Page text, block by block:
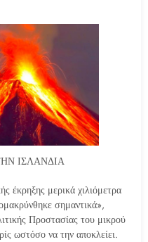
ΙΣΛΑΝΔΙΑ
έκρηξης μερικά χιλιόμετρα
σημαντικά»,
Προστασίας του μικρού
ωστόσο να την αποκλείει.